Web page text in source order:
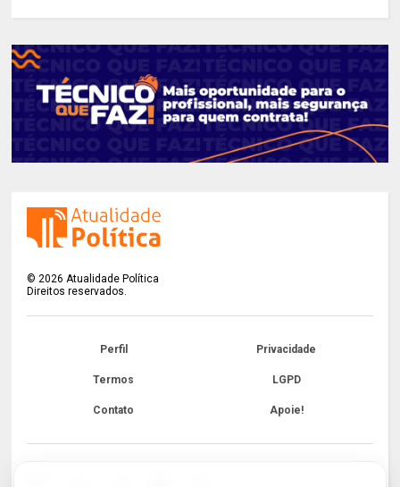
©2026 Atualidade Política
Direitos reservados.
Perfil Privacidade
Termos LGPD
Contato Apoie!